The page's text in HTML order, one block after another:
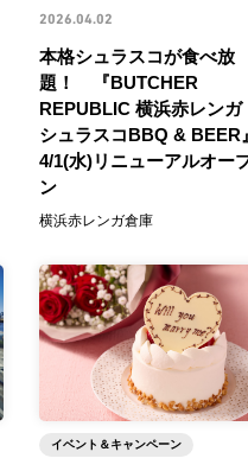
本格シュラスコが食べ放
題！ 『BUTCHER
REPUBLIC 横浜赤レンガ
シュラスコBBQ & BEER』
4/1(水)リニューアルオー
ン
横浜赤レンガ倉庫
2026.04.02
イベント＆キャンペーン